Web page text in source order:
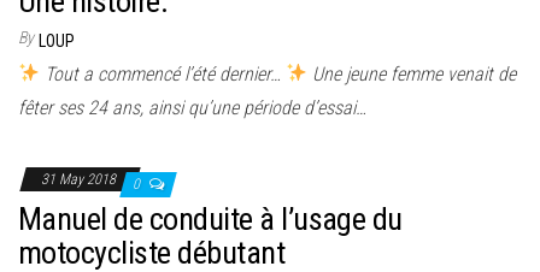
By LOUP
Tout a commencé l’été dernier…
Une jeune femme venait de
fêter ses 24 ans, ainsi qu’une période d’essai…
31 May 2018 0
Manuel de conduite à l’usage du
motocycliste débutant